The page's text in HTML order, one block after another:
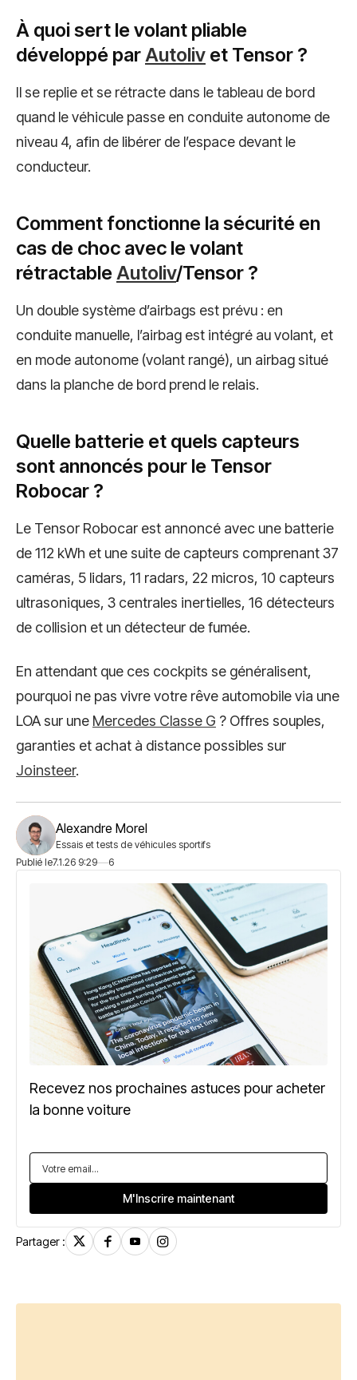
À quoi sert le volant pliable
développé parAutoliv et Tensor ?
Il se replie et se rétracte dans le tableau de bord
quand le véhicule passe en conduite autonome de
niveau 4, afin de libérer de l’espace devant le
conducteur.
Comment fonctionne la sécurité en
cas de choc avec le volant
rétractableAutoliv/Tensor ?
Un double système d’airbags est prévu : en
conduite manuelle, l’airbag est intégré au volant, et
en mode autonome (volant rangé), un airbag situé
dans la planche de bord prend le relais.
Quelle batterie et quels capteurs
sont annoncés pour le Tensor
Robocar ?
Le Tensor Robocar est annoncé avec une batterie
de 112 kWh et une suite de capteurs comprenant 37
caméras, 5 lidars, 11 radars, 22 micros, 10 capteurs
ultrasoniques, 3 centrales inertielles, 16 détecteurs
de collision et un détecteur de fumée.
En attendant que ces cockpits se généralisent,
pourquoi ne pas vivre votre rêve automobile via une
LOA sur une Mercedes Classe G ? Offres souples,
garanties et achat à distance possibles sur
Joinsteer.
Alexandre Morel
Essais et tests de véhicules sportifs
Publié le7.1.26 9:29 6
Recevez nos prochaines astuces pour acheter
la bonne voiture
Partager :